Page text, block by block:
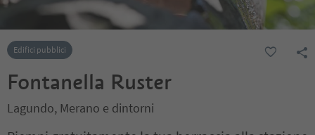
Edifici pubblici
Fontanella Ruster
Lagundo, Merano e dintorni